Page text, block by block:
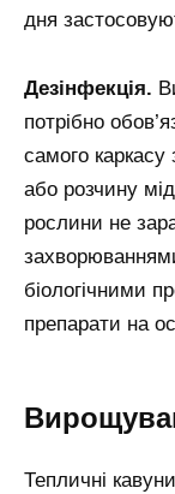
дня
Дезінфекція.
потрібно
самого каркасу
або розчину
рослини не
біологічними
препарати на
Тепличні